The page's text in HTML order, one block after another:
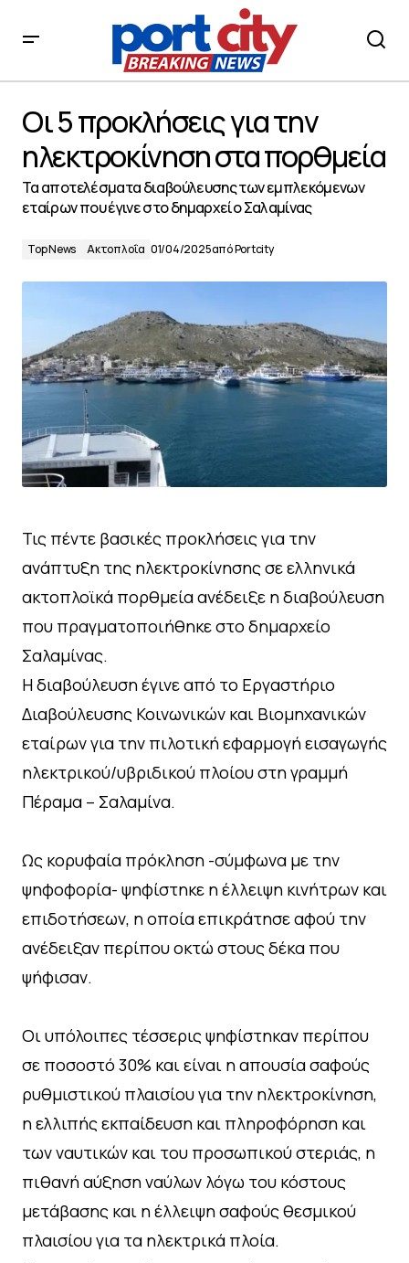
Οι 5 προκλήσεις για την
ηλεκτροκίνηση στα πορθμεία
Τα αποτελέσματα διαβούλευσης των εμπλεκόμενων
εταίρων που έγινε στο δημαρχείο Σαλαμίνας
Top News Ακτοπλοΐα 01/04/2025απόPortcity
Τις πέντε βασικές προκλήσεις για την
ανάπτυξη της ηλεκτροκίνησης σε ελληνικά
ακτοπλοϊκά πορθμεία ανέδειξε η διαβούλευση
που πραγματοποιήθηκε στο δημαρχείο
Σαλαμίνας.
H διαβούλευση έγινε από το Εργαστήριο
Διαβούλευσης Κοινωνικών και Βιομηχανικών
εταίρων για την πιλοτική εφαρμογή εισαγωγής
ηλεκτρικού/υβριδικού πλοίου στη γραμμή
Πέραμα – Σαλαμίνα.
Ως κορυφαία πρόκληση -σύμφωνα με την
ψηφοφορία- ψηφίστηκε η έλλειψη κινήτρων και
επιδοτήσεων, η οποία επικράτησε αφού την
ανέδειξαν περίπου οκτώ στους δέκα που
ψήφισαν.
Οι υπόλοιπες τέσσερις ψηφίστηκαν περίπου
σε ποσοστό 30% και είναι η απουσία σαφούς
ρυθμιστικού πλαισίου για την ηλεκτροκίνηση,
η ελλιπής εκπαίδευση και πληροφόρηση και
των ναυτικών και του προσωπικού στεριάς, η
πιθανή αύξηση ναύλων λόγω του κόστους
μετάβασης και η έλλειψη σαφούς θεσμικού
πλαισίου για τα ηλεκτρικά πλοία.